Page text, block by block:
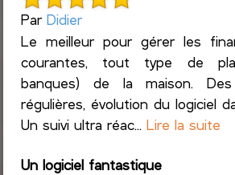
ParDidier
Le meilleur pour gérer les
courantes, tout type de
banques) de la maison.
régulières, évolution du logiciel
Un suivi ultra réac...Lire la suite
Un logiciel fantastique